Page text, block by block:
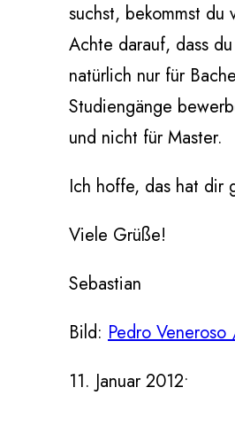
suchst, bekommst du
Achte darauf, dass
natürlich nur für
Studiengänge
und nicht für Master.
Ich hoffe, das hat dir
Viele Grüße!
Sebastian
Bild: Pedro
11. Januar 2012•